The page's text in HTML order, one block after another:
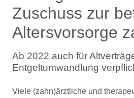
Zuschuss zur
Altersvorsorge
Ab 2022 auch für
Entgeltumwandlung
Viele (zahn)ärztliche und